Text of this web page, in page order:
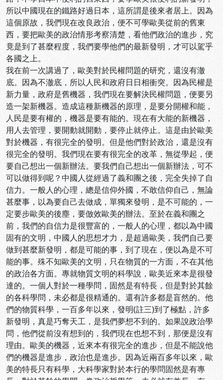
所以中國現在的鐵路好過日本，這所謂是後來者居上。因為
這個原故，我們現在改良政治，便不可學歐美從前的舊東
西，要把歐美的政治情形考察清楚，看他們政治的進步，究
竟是到了甚麼程度，我們要學他們的最新發明，才可以駕乎
各國之上。
我在前一次講過了，歐美對於民權問題的研究，還沒有澈
底。因為不澈底，所以人民和政府日日相衝突。因為民權是
新力量，政府是舊機器，我們現在要解決民權問題，便要另
造一架新機器。造成這種新機器的原理，是要分開權和能，
人民是要有權的，機器是要有能的。現在有大能的新機器，
用人去管理，要開動就開動，要停止就停止。這是由於歐美
對於機器，有很完全的發明。但是他們對於政治，還是沒有
很完全的發明。我們現在要有很完全的改革，無從學起，便
要自己想出一個新辦法。要我們自己想出一個新辦法，可不
可以做得到呢？中國人從經過了義和團之後，完全失掉了自
信力。一般人的心理，總是信仰外國，不敢信仰自己，無論
甚麼事，以為要自己去做成，單獨來發明，是不可能的，一
定要步歐美的後塵，要倣效歐美的辦法。至於在義和團之
前，我們的自信力是很豐富的，一般人的心理，都以為中國
固有的文明，中國人的思想才力，是超過歐美，我們自己要
做到甚麼新發明，都是可能的事，到了現在，便以為是不可
能的事。殊不知歐美的文明，只在物質的一方面，不在其他
的政治各方面。專就物質文明的科學說，歐美近來本是很發
達的。一個人對於一種學問，固然是有特長，但是對於其餘
的各科學問，未必都是很精通的。還有許多都是盲然的。他
們的物質科學，一百多年以來，發明(註三)到了極點，許多
新發明，真是巧奪天工，是我們夢想不到的。如果說政治學
問，他們從前沒有想到的，我們現在也想不到，那便是沒有
理由。歐美的機器，近來本有很完全的進步，但是不能說他
們的機器是進步，政治也是進步。因為近兩百多年以來，歐
美的特長只有科學，大科學家對於本行的學問固然是有專